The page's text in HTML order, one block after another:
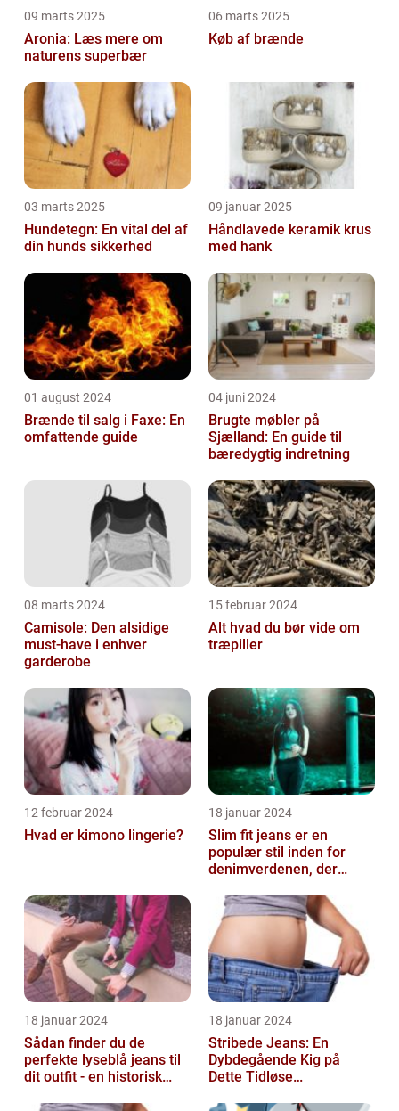
09 marts 2025
Aronia: Læs mere om
naturens superbær
06 marts 2025
Køb af brænde
03 marts 2025
Hundetegn: En vital del af
din hunds sikkerhed
09 januar 2025
Håndlavede keramik krus
med hank
01 august 2024
Brænde til salg i Faxe: En
omfattende guide
04 juni 2024
Brugte møbler på
Sjælland: En guide til
bæredygtig indretning
08 marts 2024
Camisole: Den alsidige
must-have i enhver
garderobe
15 februar 2024
Alt hvad du bør vide om
træpiller
12 februar 2024
Hvad er kimono lingerie?
18 januar 2024
Slim fit jeans er en
populær stil inden for
denimverdenen, der
personer, der ønsk...
18 januar 2024
Sådan finder du de
perfekte lyseblå jeans til
dit outfit - en historisk
18 januar 2024
Stribede Jeans: En
Dybdegående Kig på
Dette Tidløse